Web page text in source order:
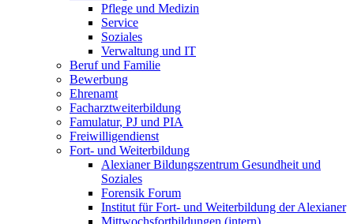
Pflege und Medizin
Service
Soziales
Verwaltung und IT
Beruf und Familie
Bewerbung
Ehrenamt
Facharztweiterbildung
Famulatur, PJ und PIA
Freiwilligendienst
Fort- und Weiterbildung
Alexianer Bildungszentrum Gesundheit und
Soziales
Forensik Forum
Institut für Fort- und Weiterbildung der Alexianer
Mittwochsfortbildungen (intern)